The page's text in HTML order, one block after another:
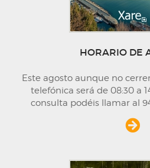
HORARIO DE
Este agosto aunque no
telefónica será de 08:30 a
consulta podéis llamar al